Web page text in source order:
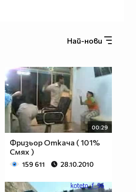
Най-нови
00:29
Фризьор Откача ( 101%
Смях )
159 611 28.10.2010